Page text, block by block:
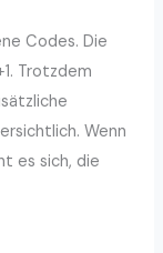
Codes. Die
Trotzdem
Wenn
es sich, die